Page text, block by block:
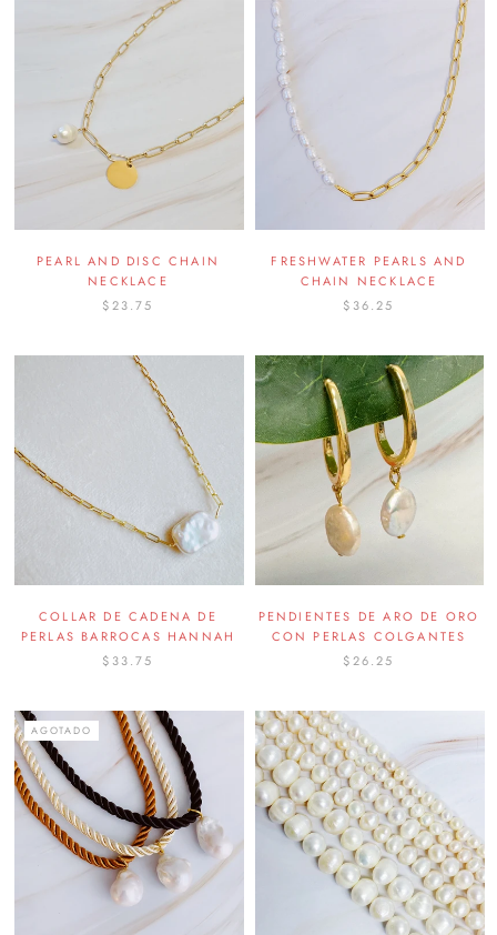
PEARL AND DISC CHAIN
NECKLACE
$23.75
FRESHWATER PEARLS AND
CHAIN NECKLACE
$36.25
COLLAR DE CADENA DE
PERLAS BARROCAS HANNAH
$33.75
PENDIENTES DE ARO DE ORO
CON PERLAS COLGANTES
$26.25
AGOTADO